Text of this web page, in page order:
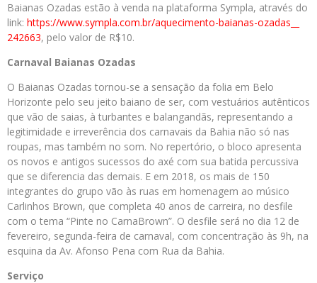
Baianas Ozadas estão à venda na plataforma Sympla, através do
link: https://www.sympla.com.br/aquecimento-baianas-ozadas__
242663, pelo valor de R$10.
Carnaval Baianas Ozadas
O Baianas Ozadas tornou-se a sensação da folia em Belo
Horizonte pelo seu jeito baiano de ser, com vestuários autênticos
que vão de saias, à turbantes e balangandãs, representando a
legitimidade e irreverência dos carnavais da Bahia não só nas
roupas, mas também no som. No repertório, o bloco apresenta
os novos e antigos sucessos do axé com sua batida percussiva
que se diferencia das demais. E em 2018, os mais de 150
integrantes do grupo vão às ruas em homenagem ao músico
Carlinhos Brown, que completa 40 anos de carreira, no desfile
com o tema “Pinte no CarnaBrown”. O desfile será no dia 12 de
fevereiro, segunda-feira de carnaval, com concentração às 9h, na
esquina da Av. Afonso Pena com Rua da Bahia.
Serviço